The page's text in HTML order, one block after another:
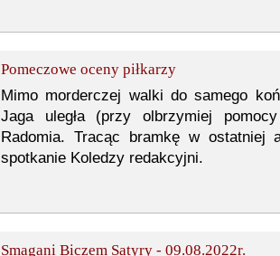
Pomeczowe oceny piłkarzy
Mimo morderczej walki do samego
Jaga uległa (przy olbrzymiej
Radomia. Tracąc bramkę w
spotkanie Koledzy redakcyjni.
Smagani Biczem Satyry - 09.08.2022r.